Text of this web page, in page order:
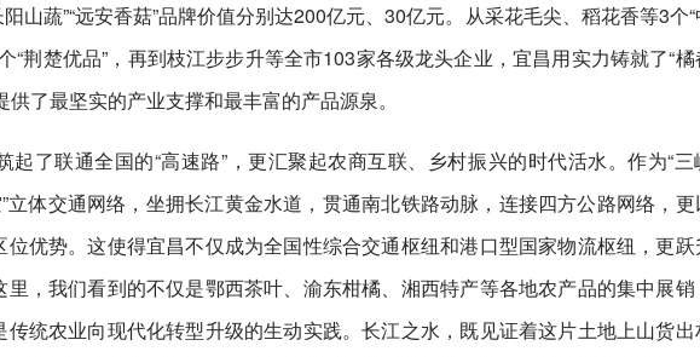
山蔬”“远安香菇”品牌价值分别达200亿元、30亿元。从采花毛尖、稻花香等3个
“荆楚优品”，再到枝江步步升等全市103家各级龙头企业，宜昌用实力铸就了“
了最坚实的产业支撑和最丰富的产品源泉。
了联通全国的“高速路”，更汇聚起农商互联、乡村振兴的时代活水。作为“三
立体交通网络，坐拥长江黄金水道，贯通南北铁路动脉，连接四方公路网络，更
优势。这使得宜昌不仅成为全国性综合交通枢纽和港口型国家物流枢纽，更跃
，我们看到的不仅是鄂西茶叶、渝东柑橘、湘西特产等各地农产品的集中展销
统农业向现代化转型升级的生动实践。长江之水，既见证着这片土地上山货出